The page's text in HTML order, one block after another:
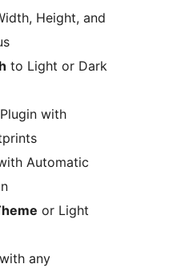
Height, and
to Light or Dark
with
Automatic
or Light
any